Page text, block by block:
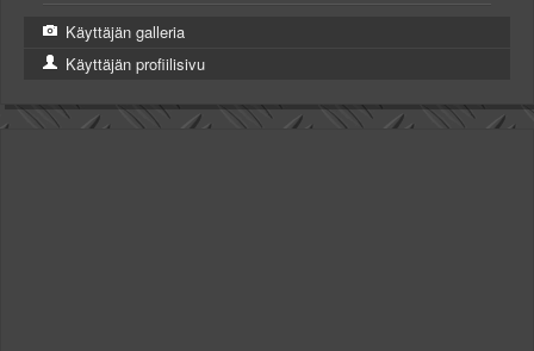
Käyttäjän galleria
Käyttäjän profiilisivu